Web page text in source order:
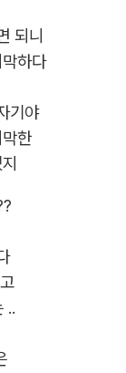
되니
하다
기야
한
..